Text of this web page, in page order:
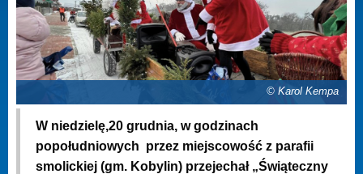
© Karol Kempa
W niedzielę,20 grudnia, w godzinach
popołudniowych przez miejscowość z parafii
smolickiej (gm. Kobylin) przejechał „Świąteczny